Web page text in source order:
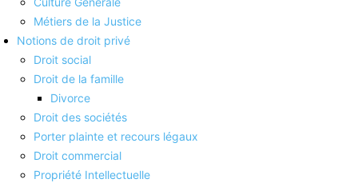
Métiers de la Justice
Notions de droit privé
Droit social
Droit de la famille
Divorce
Droit des sociétés
Porter plainte et recours légaux
Droit commercial
Propriété Intellectuelle